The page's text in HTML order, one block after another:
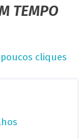
TEMPO
cliques